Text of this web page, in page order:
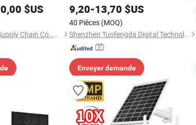
$US
Aimeijie (Hainan) Supply Chain Co., Ltd.
écran IPS 2.4" à retournement,
impression thermique sans encre,
caméscope selfie pour enfants,
personnalisation disponible
9,20-13,70 $US
40 Pièces (MOQ)
Shenzhen Tuofengda Digital Technology Co., Ltd.
Envoyer demande